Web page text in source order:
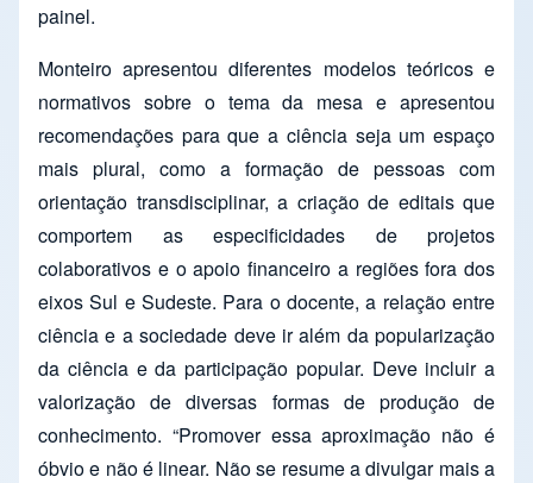
painel.
Monteiro apresentou diferentes modelos teóricos e
normativos sobre o tema da mesa e apresentou
recomendações para que a ciência seja um espaço
mais plural, como a formação de pessoas com
orientação transdisciplinar, a criação de editais que
comportem as especificidades de projetos
colaborativos e o apoio financeiro a regiões fora dos
eixos Sul e Sudeste. Para o docente, a relação entre
ciência e a sociedade deve ir além da popularização
da ciência e da participação popular. Deve incluir a
valorização de diversas formas de produção de
conhecimento. “Promover essa aproximação não é
óbvio e não é linear. Não se resume a divulgar mais a